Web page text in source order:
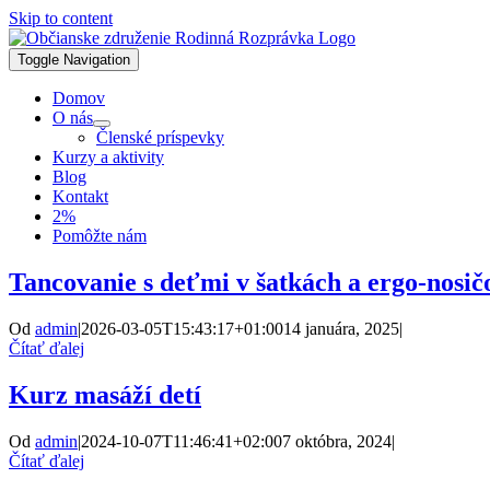
Skip to content
Toggle Navigation
Domov
O nás
Členské príspevky
Kurzy a aktivity
Blog
Kontakt
2%
Pomôžte nám
Tancovanie s deťmi v šatkách a ergo-
Od admin|2026-03-05T15:43:17+01:0014 januára, 2025|
Čítať ďalej
Kurz masáží detí
Od admin|2024-10-07T11:46:41+02:007 októbra, 2024|
Čítať ďalej